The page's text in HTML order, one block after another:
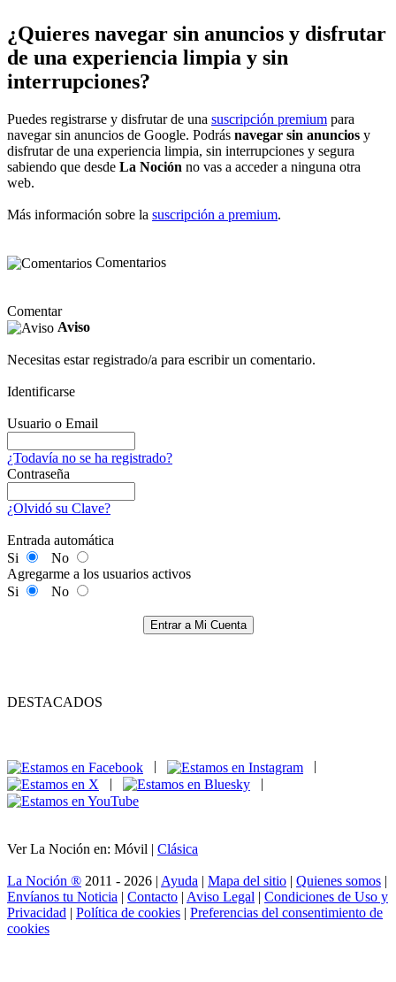
¿Quieres navegar sin anuncios y disfrutar
de una experiencia limpia y sin
interrupciones?
Puedes registrarse y disfrutar de una suscripción premium para
navegar sin anuncios de Google. Podrás navegar sin anuncios y
disfrutar de una experiencia limpia, sin interrupciones y segura
sabiendo que desde La Noción no vas a acceder a ninguna otra
web.
Más información sobre la suscripción a premium.
Comentarios
Comentar
Aviso
Necesitas estar registrado/a para escribir un comentario.
Identificarse
Usuario o Email
¿Todavía no se ha registrado?
Contraseña
¿Olvidó su Clave?
Entrada automática
Si
No
Agregarme a los usuarios activos
Si
No
Entrar a Mi Cuenta
DESTACADOS
|
|
Ver La Noción en: Móvil | Clásica
La Noción ® 2011 - 2026 | Ayuda | Mapa del sitio | Quienes somos |
Envíanos tu Noticia | Contacto | Aviso Legal | Condiciones de Uso y
Privacidad | Política de cookies | Preferencias del consentimiento de
cookies